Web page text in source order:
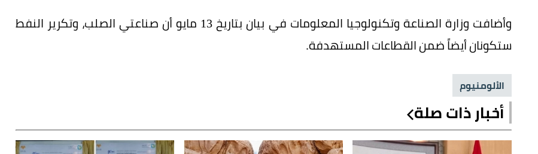
وأضافت وزارة الصناعة وتكنولوجيا المعلومات في بيان بتاريخ 13 مايو أن صناعتي الصلب، وتكرير النفط
ستكونان أيضاً ضمن القطاعات المستهدفة.
الألومنيوم
أخبار ذات صلة